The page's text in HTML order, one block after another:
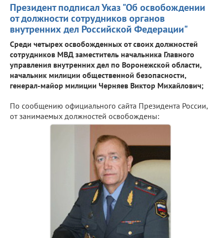
Президент подписал Указ "Об освобождении
от должности сотрудников органов
внутренних дел Российской Федерации"
Среди четырех освобожденных от своих должностей
сотрудников МВД заместитель начальника Главного
управления внутренних дел по Воронежской области,
начальник милиции общественной безопасности,
генерал-майор милиции Черняев Виктор Михайлович;
По сообщению официального сайта Президента России,
от занимаемых должностей освобождены: